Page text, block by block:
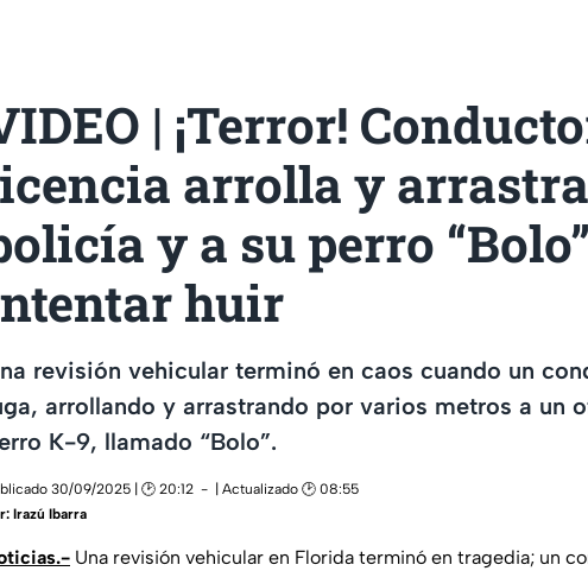
| ¡Terror!
arrolla y
y a su perro
huir
revisión vehicular terminó en caos cuando un
arrollando y arrastrando por varios metros a un
K-9, llamado “Bolo”.
30/09/2025 | 🕑 20:12
| Actualizado 🕑 08:55
Irazú Ibarra
Una revisión vehicular en Florida terminó en tragedia; un